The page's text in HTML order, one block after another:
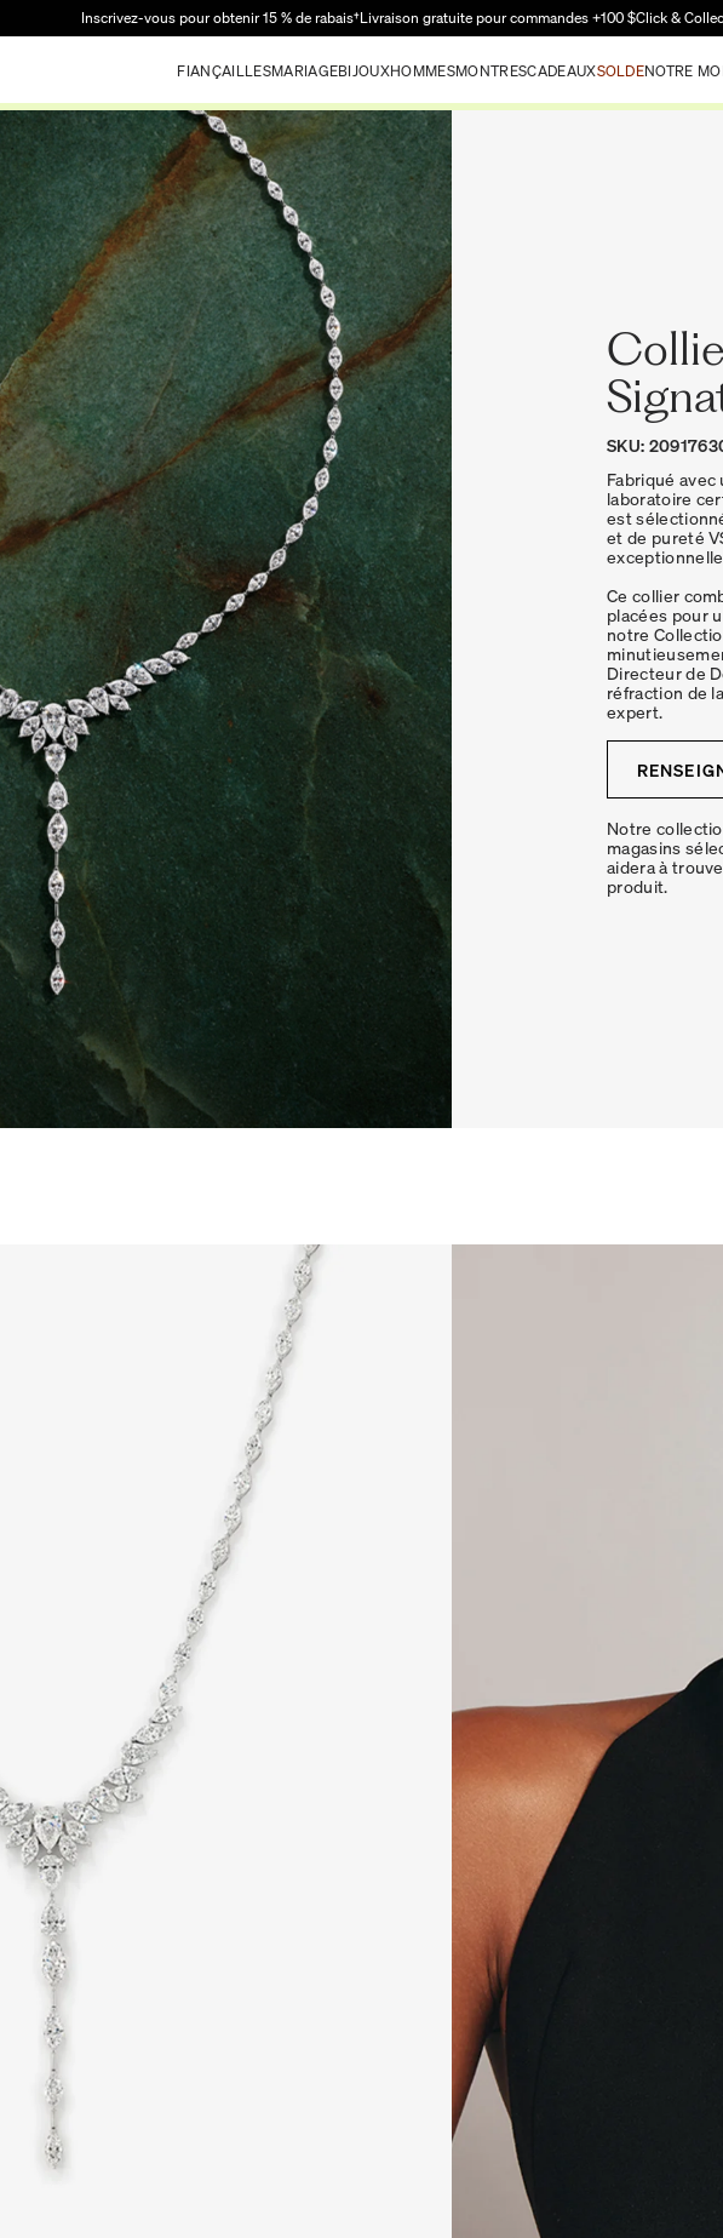
Passer au contenu principal
Inscrivez-vous pour obtenir 15 % de rabais†Livraison gratuite pour commandes +100 $Click &
FIANÇAILLESMARIAGEBIJOUXHOMMESMONTRESCADEAUXSOLDENOTRE
SKU:
Fabriqué
laboratoire
est
et de pureté
Ce collier
placées pour
notre
Directeur de
réfraction de
expert.
Notre
magasins
aidera à
produit.